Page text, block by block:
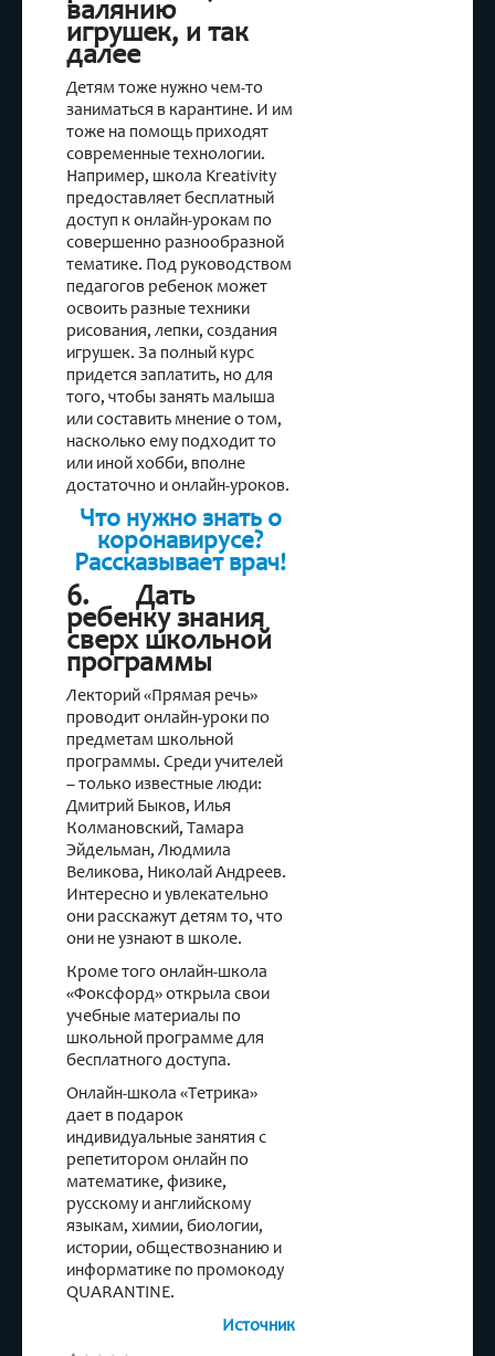
валянию
игрушек, и так
далее
Детям тоже нужно чем-то
заниматься в карантине. И им
тоже на помощь приходят
современные технологии.
Например, школа Kreativity
предоставляет бесплатный
доступ к онлайн-урокам по
совершенно разнообразной
тематике. Под руководством
педагогов ребенок может
освоить разные техники
рисования, лепки, создания
игрушек. За полный курс
придется заплатить, но для
того, чтобы занять малыша
или составить мнение о том,
насколько ему подходит то
или иной хобби, вполне
достаточно и онлайн-уроков.
Что нужно знать о
коронавирусе?
Рассказывает врач!
6. Дать
ребенку знания
сверх школьной
программы
Лекторий «Прямая речь»
проводит онлайн-уроки по
предметам школьной
программы. Среди учителей
– только известные люди:
Дмитрий Быков, Илья
Колмановский, Тамара
Эйдельман, Людмила
Великова, Николай Андреев.
Интересно и увлекательно
они расскажут детям то, что
они не узнают в школе.
Кроме того онлайн-школа
«Фоксфорд» открыла свои
учебные материалы по
школьной программе для
бесплатного доступа.
Онлайн-школа «Тетрика»
дает в подарок
индивидуальные занятия с
репетитором онлайн по
математике, физике,
русскому и английскому
языкам, химии, биологии,
истории, обществознанию и
информатике по промокоду
QUARANTINE.
Источник